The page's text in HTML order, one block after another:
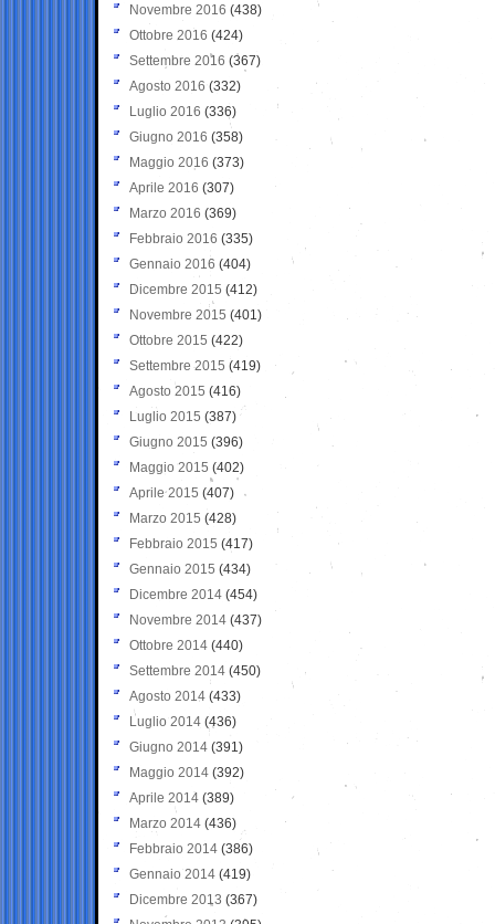
Novembre 2016 (438)
Ottobre 2016 (424)
Settembre 2016 (367)
Agosto 2016 (332)
Luglio 2016 (336)
Giugno 2016 (358)
Maggio 2016 (373)
Aprile 2016 (307)
Marzo 2016 (369)
Febbraio 2016 (335)
Gennaio 2016 (404)
Dicembre 2015 (412)
Novembre 2015 (401)
Ottobre 2015 (422)
Settembre 2015 (419)
Agosto 2015 (416)
Luglio 2015 (387)
Giugno 2015 (396)
Maggio 2015 (402)
Aprile 2015 (407)
Marzo 2015 (428)
Febbraio 2015 (417)
Gennaio 2015 (434)
Dicembre 2014 (454)
Novembre 2014 (437)
Ottobre 2014 (440)
Settembre 2014 (450)
Agosto 2014 (433)
Luglio 2014 (436)
Giugno 2014 (391)
Maggio 2014 (392)
Aprile 2014 (389)
Marzo 2014 (436)
Febbraio 2014 (386)
Gennaio 2014 (419)
Dicembre 2013 (367)